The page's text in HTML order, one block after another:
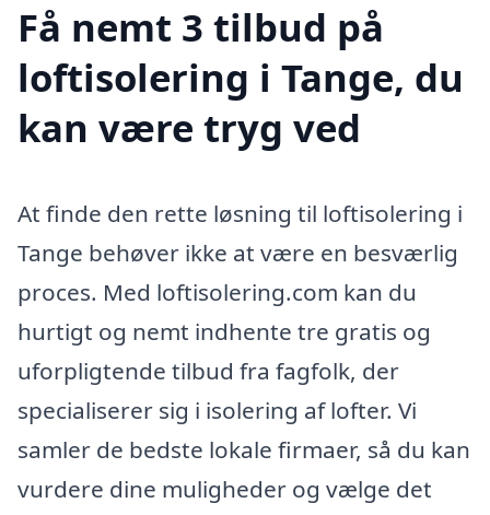
Få nemt 3 tilbud på
loftisolering i Tange, du
kan være tryg ved
At finde den rette løsning til loftisolering i
Tange behøver ikke at være en besværlig
proces. Med loftisolering.com kan du
hurtigt og nemt indhente tre gratis og
uforpligtende tilbud fra fagfolk, der
specialiserer sig i isolering af lofter. Vi
samler de bedste lokale firmaer, så du kan
vurdere dine muligheder og vælge det